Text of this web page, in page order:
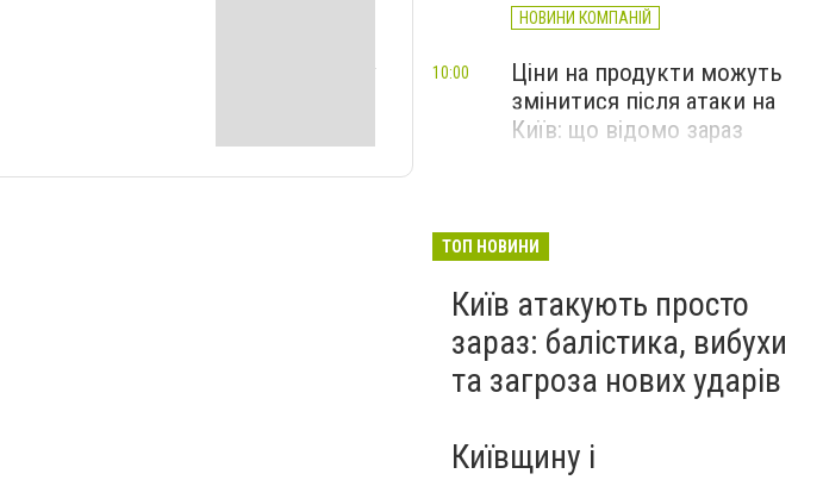
НОВИНИ КОМПАНІЙ
Ціни на продукти можуть
змінитися після атаки на
Київ: що відомо зараз
10:00
ТОП НОВИНИ
Київ атакують просто
зараз: балістика, вибухи
та загроза нових ударів
Київщину і